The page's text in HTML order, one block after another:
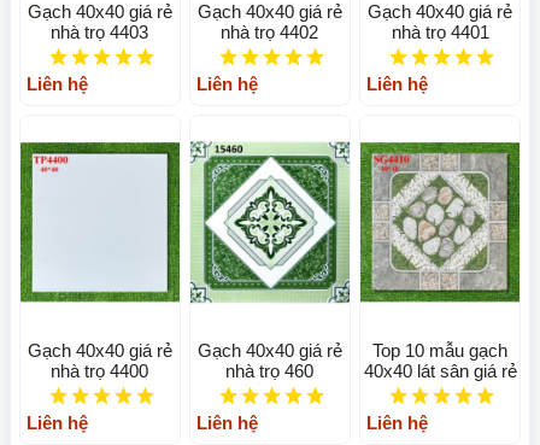
Gạch 40x40 giá rẻ
nhà trọ 4403
Liên hệ
Gạch 40x40 giá rẻ
nhà trọ 4402
Liên hệ
Gạch 40x40 giá rẻ
nhà trọ 4401
Liên hệ
Gạch 40x40 giá rẻ
nhà trọ 4400
Liên hệ
Gạch 40x40 giá rẻ
nhà trọ 460
Liên hệ
Top 10 mẫu gạch
40x40 lát sân giá rẻ
Liên hệ